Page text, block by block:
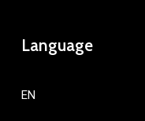
Language
EN